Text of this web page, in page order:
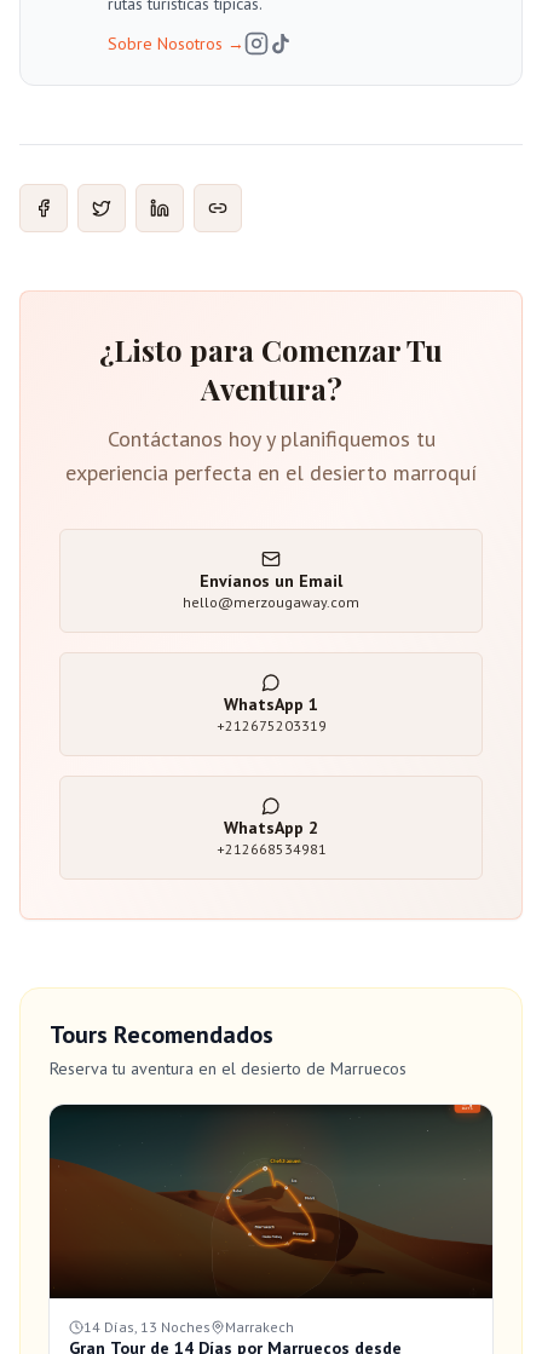
Sobre Nosotros →
¿Listo para Comenzar Tu
Aventura?
Contáctanos hoy y planifiquemos tu
experiencia perfecta en el desierto marroquí
Envíanos un Email
hello@merzougaway.com
WhatsApp 1
+212675203319
WhatsApp 2
+212668534981
Tours Recomendados
Reserva tu aventura en el desierto de Marruecos
14 Días, 13 Noches Marrakech
Gran Tour de 14 Días por Marruecos desde